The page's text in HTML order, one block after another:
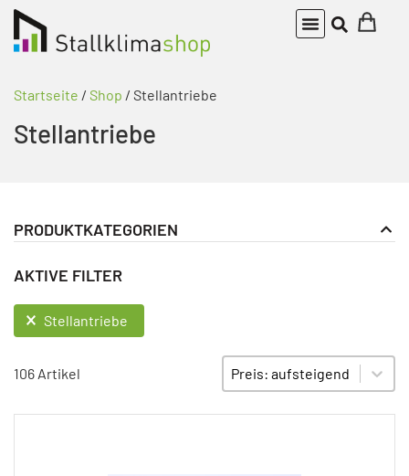
Startseite / Shop / Stellantriebe
Stellantriebe
PRODUKTKATEGORIEN
Stellantriebe 230 V
Zubehör Stellantriebe
AKTIVE FILTER
AKTIVE FILTER
Stellantriebe
106 Artikel SORTIEREN
Sort content